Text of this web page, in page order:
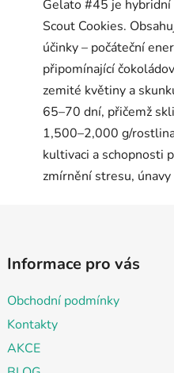
Informace pro vás
Obchodní podmínky
Kontakty
AKCE